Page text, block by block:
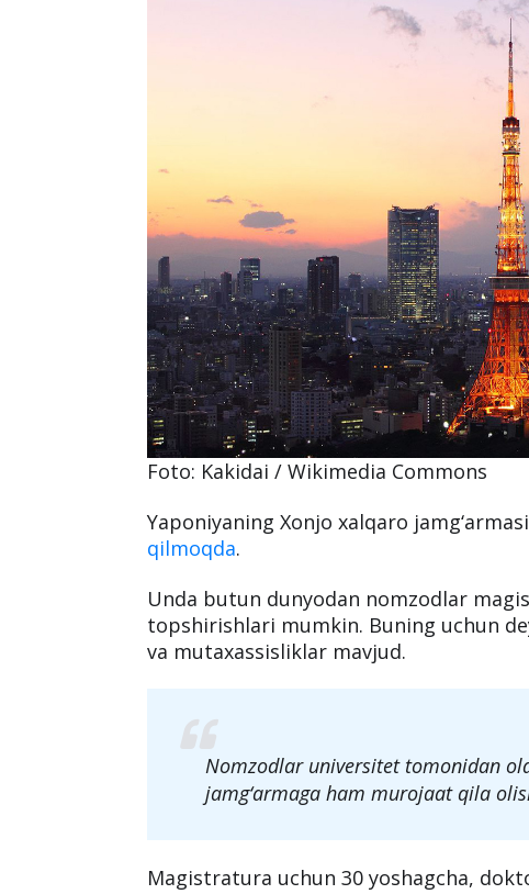
Foto: Kakidai / Wikimedia Commons
Yaponiyaning Xonjo xalqaro
qilmoqda.
Unda butun dunyodan nomzodlar
topshirishlari mumkin. Buning uchun
va mutaxassisliklar mavjud.
Nomzodlar universitet tomonidan
jamg‘armaga ham murojaat qila
Magistratura uchun 30 yoshagcha,